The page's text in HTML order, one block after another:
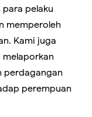
pelaku
memperoleh
Kami juga
perdagangan
perempuan